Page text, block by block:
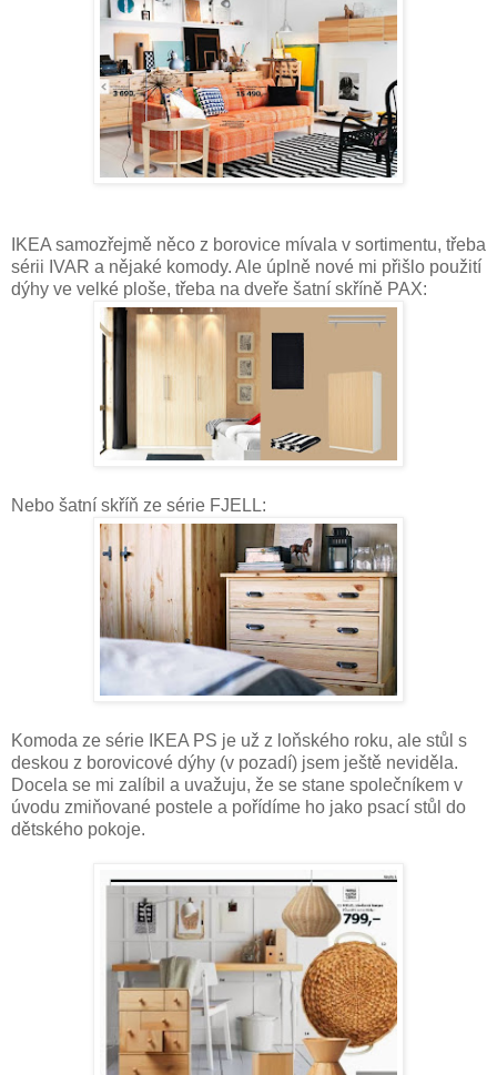
IKEA samozřejmě něco z borovice mívala v sortimentu, třeba
sérii IVAR a nějaké komody. Ale úplně nové mi přišlo použití
dýhy ve velké ploše, třeba na dveře šatní skříně PAX:
Nebo šatní skříň ze série FJELL:
Komoda ze série IKEA PS je už z loňského roku, ale stůl s
deskou z borovicové dýhy (v pozadí) jsem ještě neviděla.
Docela se mi zalíbil a uvažuju, že se stane společníkem v
úvodu zmiňované postele a pořídíme ho jako psací stůl do
dětského pokoje.